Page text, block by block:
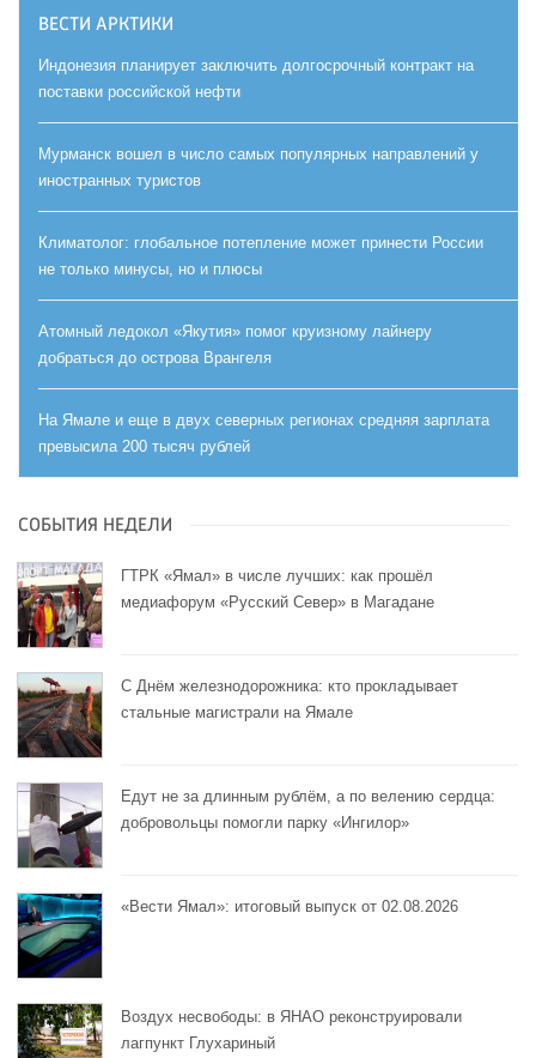
ВЕСТИ АРКТИКИ
Индонезия планирует заключить долгосрочный контракт на
поставки российской нефти
Мурманск вошел в число самых популярных направлений у
иностранных туристов
Климатолог: глобальное потепление может принести России
не только минусы, но и плюсы
Атомный ледокол «Якутия» помог круизному лайнеру
добраться до острова Врангеля
На Ямале и еще в двух северных регионах средняя зарплата
превысила 200 тысяч рублей
СОБЫТИЯ НЕДЕЛИ
ГТРК «Ямал» в числе лучших: как прошёл
медиафорум «Русский Север» в Магадане
С Днём железнодорожника: кто прокладывает
стальные магистрали на Ямале
Едут не за длинным рублём, а по велению сердца:
добровольцы помогли парку «Ингилор»
«Вести Ямал»: итоговый выпуск от 02.08.2026
Воздух несвободы: в ЯНАО реконструировали
лагпункт Глухариный